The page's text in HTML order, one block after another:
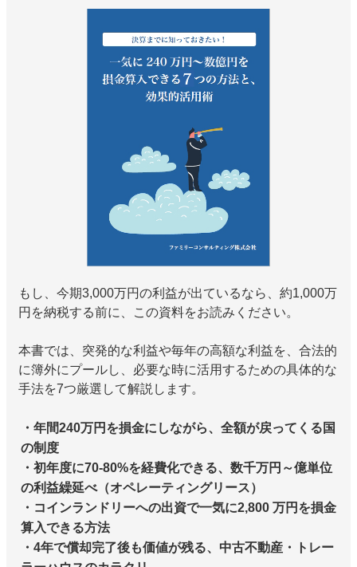
もし、今期3,000万円の利益が出ているなら、約1,000万
円を納税する前に、この資料をお読みください。
本書では、突発的な利益や毎年の高額な利益を、合法的
に簿外にプールし、必要な時に活用するための具体的な
手法を7つ厳選して解説します。
・年間240万円を損金にしながら、全額が戻ってくる国
の制度
・初年度に70-80%を経費化できる、数千万円～億単位
の利益繰延べ（オペレーティングリース）
・コインランドリーへの出資で一気に2,800 万円を損金
算入できる方法
・4年で償却完了後も価値が残る、中古不動産・トレー